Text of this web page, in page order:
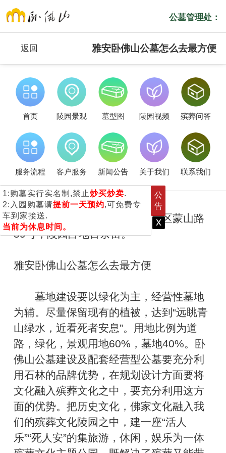
1:购墓实行实名制,禁止炒买炒卖.
2:入园购墓请提前一天预约,可免费专
车到家接送.
当前为休息时间。
公
告
x
公墓管理处：
返回 雅安卧佛山公墓怎么去最方便
首页 陵园景观 墓型图 陵园视频 殡葬问答
服务流程 客户服务 新闻公告 关于我们 联系我们
卧佛山公墓位于雅安市名山区蒙山路
59号，陵园占地百余亩。
雅安卧佛山公墓怎么去最方便
墓地建设要以绿化为主，经营性墓地
为辅。尽量保留现有的植被，达到“远眺青
山绿水，近看死者安息”。用地比例为道
路，绿化，景观用地60%，墓地40%。卧
佛山公墓建设及配套经营型公墓要充分利
用石林的品牌优势，在规划设计方面要将
文化融入殡葬文化之中，要充分利用这方
面的优势。把历史文化，佛家文化融入我
们的殡葬文化陵园之中，建一座“活人
乐”“死人安”的集旅游，休闲，娱乐为一体